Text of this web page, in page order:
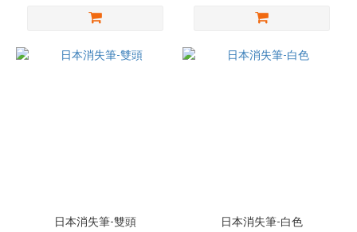
日本消失筆-雙頭 日本消失筆-白色